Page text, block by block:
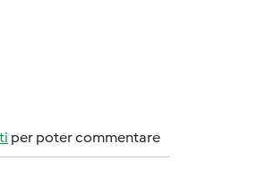
per poter commentare